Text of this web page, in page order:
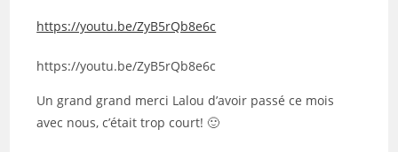
https://youtu.be/ZyB5rQb8e6c
https://youtu.be/ZyB5rQb8e6c
Un grand grand merci Lalou d’avoir passé ce mois
avec nous, c’était trop court! 🙂